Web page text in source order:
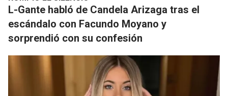
L-Gante habló de Candela Arizaga tras el
escándalo con Facundo Moyano y
sorprendió con su confesión